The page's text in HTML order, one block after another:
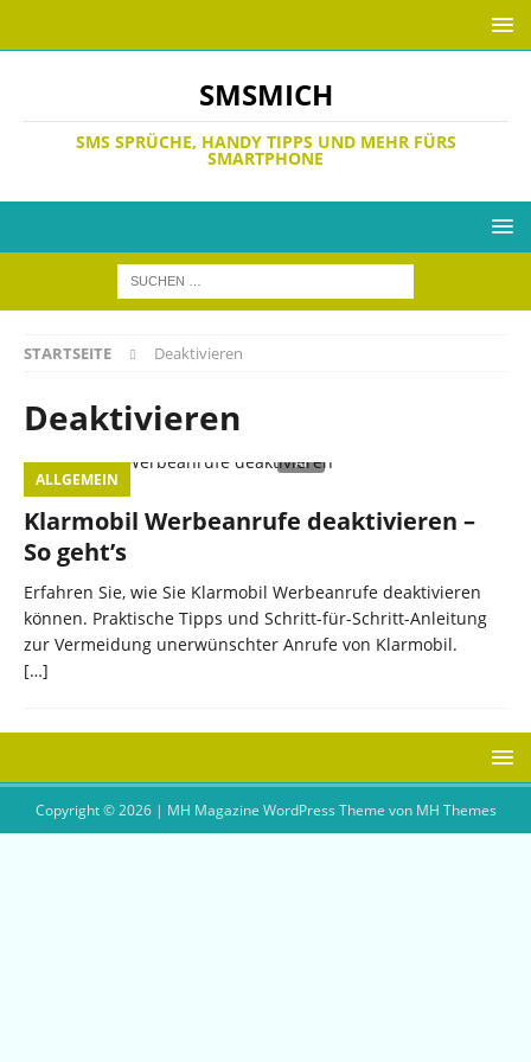
SMSMICH
SMS SPRÜCHE, HANDY TIPPS UND MEHR FÜRS
SMARTPHONE
STARTSEITE Deaktivieren
Deaktivieren
ALLGEMEIN
Klarmobil Werbeanrufe deaktivieren –
So geht’s
Erfahren Sie, wie Sie Klarmobil Werbeanrufe deaktivieren
können. Praktische Tipps und Schritt-für-Schritt-Anleitung
zur Vermeidung unerwünschter Anrufe von Klarmobil.
[…]
Copyright © 2026 | MH Magazine WordPress Theme von MH Themes